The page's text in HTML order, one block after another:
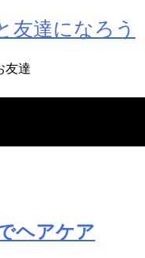
友達になろう
友達
ヘアケア